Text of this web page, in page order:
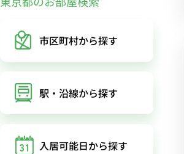
市区町村から探す
駅・沿線から探す
入居可能日から探す